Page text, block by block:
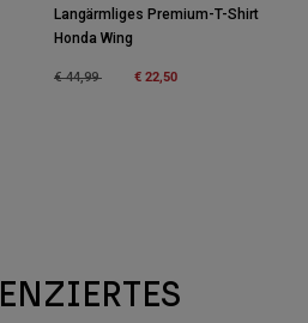
Langärmliges Premium-T-Shirt
Honda Wing
Price reduced from
€ 44,99to € 22,50